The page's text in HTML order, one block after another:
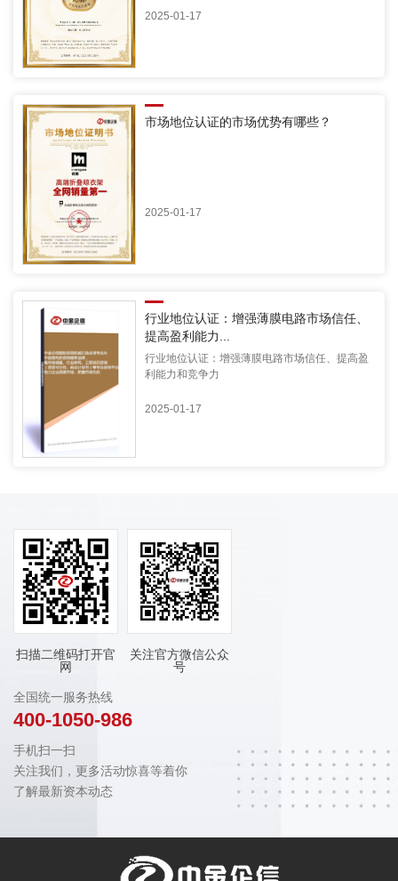
2025-01-17
市场地位认证的市场优势有哪些？
2025-01-17
行业地位认证：增强薄膜电路市场信任、
提高盈利能力...
行业地位认证：增强薄膜电路市场信任、提高盈
利能力和竞争力
2025-01-17
扫描二维码打开官
网
关注官方微信公众
号
全国统一服务热线
400-1050-986
手机扫一扫
关注我们，更多活动惊喜等着你
了解最新资本动态